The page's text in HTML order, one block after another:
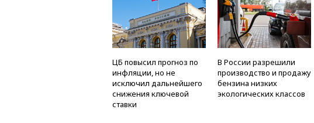
ЦБ повысил прогноз по
инфляции, но не
исключил дальнейшего
снижения ключевой
ставки
В России разрешили
производство и продажу
бензина низких
экологических классов